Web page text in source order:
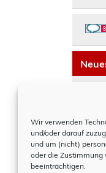
Wir verwenden
und/oder darauf
und um (nicht)
oder die Zustimmung
beeinträchtigen.